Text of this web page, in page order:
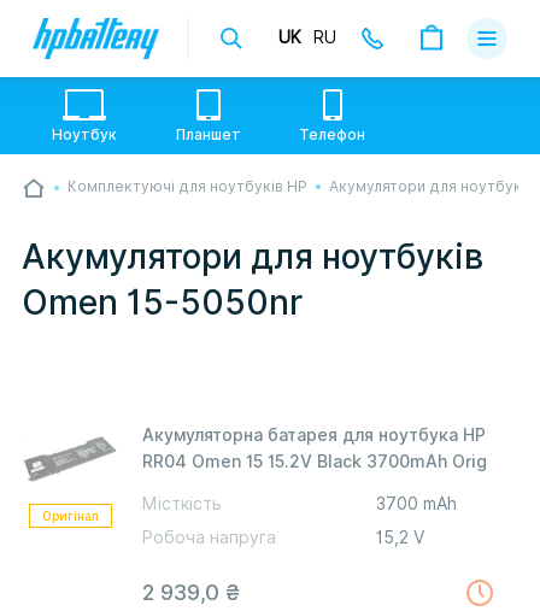
💙💛 Слава УкраЇні! Ми працюємо. Надсилаємо
Опрацьовуємо замовлення у звичному графіку
настільки швидко, як можемо. Якщо буде затримка
- пробачте, швидше за все у нас лунає повітряна
тривога. Але ми виліземо зі сховища і
UK RU
Доставка
Контакти
Ноутбук Планшет Телефон
Комплектуючі для ноутбуків HP Акумулятори для ноутбуків
Акумулятори для ноутбуків
Omen 15-5050nr
Оригінал
Акумуляторна батарея для ноутбука HP
RR04 Omen 15 15.2V Black 3700mAh Orig
Місткість
3700 mAh
Робоча напруга
15,2 V
2 939,0 ₴